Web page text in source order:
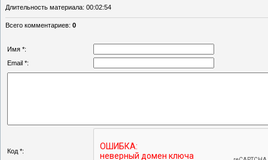
Длительность материала: 00:02:54
Всего комментариев: 0
Имя *:
Email *:
Код *: